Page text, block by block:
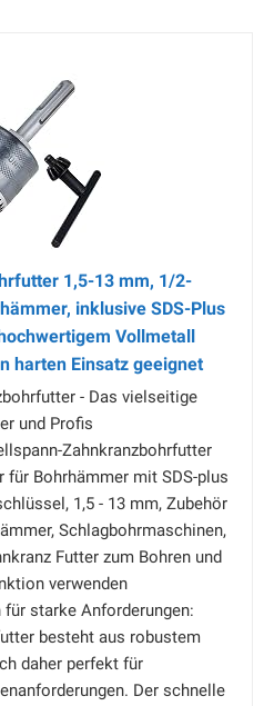
1,5-13 mm, 1/2-
inklusive SDS-Plus
Vollmetall
harten Einsatz geeignet
- Das vielseitige
und Profis
Zahnkranzbohrfutter
Bohrhämmer mit SDS-plus
1,5 - 13 mm, Zubehör
Schlagbohrmaschinen,
Futter zum Bohren und
verwenden
starke Anforderungen:
besteht aus robustem
daher perfekt für
Der schnelle